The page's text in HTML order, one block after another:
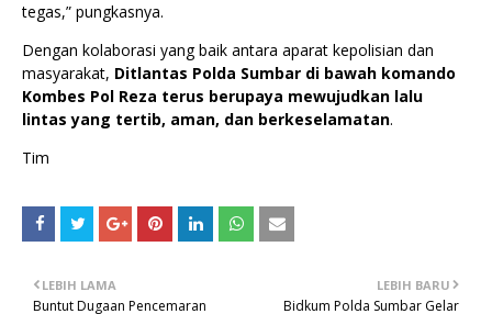
tegas,” pungkasnya.
Dengan kolaborasi yang baik antara aparat kepolisian dan
masyarakat, Ditlantas Polda Sumbar di bawah komando
Kombes Pol Reza terus berupaya mewujudkan lalu
lintas yang tertib, aman, dan berkeselamatan.
Tim
LEBIH BARU
Bidkum Polda Sumbar Gelar
LEBIH LAMA
Buntut Dugaan Pencemaran